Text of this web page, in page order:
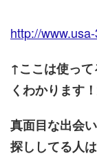
http://
↑ここは使っ
くわかります
真面目な出会
探ししてる人